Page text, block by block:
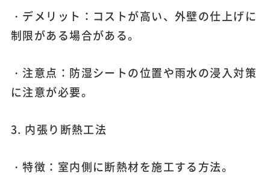
・デメリット：コストが高い、外壁の仕上げに
制限がある場合がある。
・注意点：防湿シートの位置や雨水の浸入対策
に注意が必要。
3. 内張り断熱工法
・特徴：室内側に断熱材を施工する方法。